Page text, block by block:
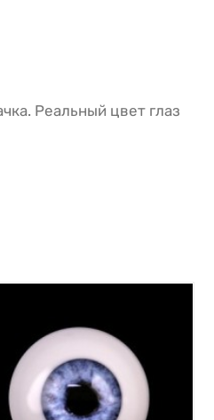
Реальный цвет глаз